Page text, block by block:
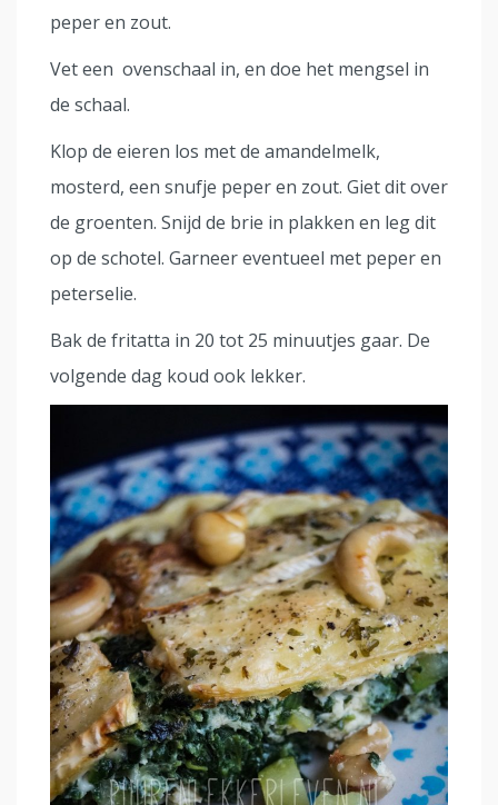
peper en zout.
Vet een ovenschaal in, en doe het mengsel in
de schaal.
Klop de eieren los met de amandelmelk,
mosterd, een snufje peper en zout. Giet dit over
de groenten. Snijd de brie in plakken en leg dit
op de schotel. Garneer eventueel met peper en
peterselie.
Bak de fritatta in 20 tot 25 minuutjes gaar. De
volgende dag koud ook lekker.